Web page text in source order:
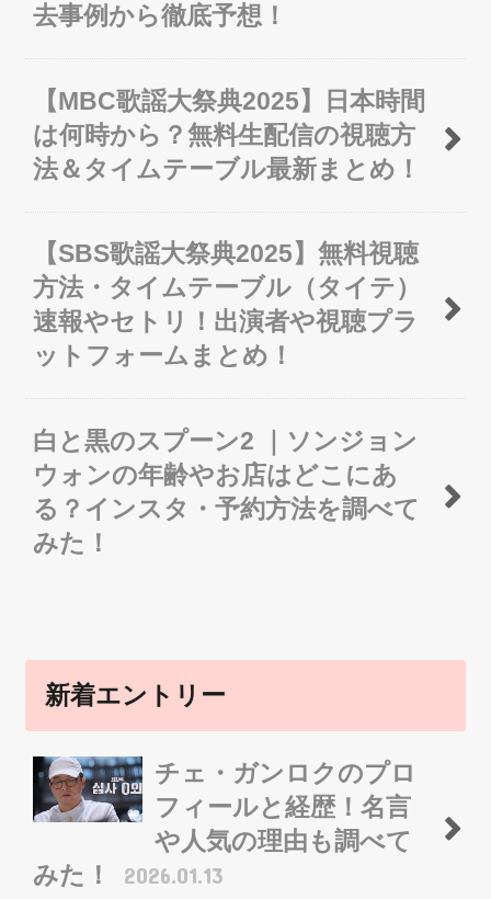
去事例から徹底予想！
【MBC歌謡大祭典2025】日本時間
は何時から？無料生配信の視聴方
法＆タイムテーブル最新まとめ！
【SBS歌謡大祭典2025】無料視聴
方法・タイムテーブル（タイテ）
速報やセトリ！出演者や視聴プラ
ットフォームまとめ！
白と黒のスプーン2 ｜ソンジョン
ウォンの年齢やお店はどこにあ
る？インスタ・予約方法を調べて
みた！
新着エントリー
チェ・ガンロクのプロ
フィールと経歴！名言
や人気の理由も調べて
みた！
2026.01.13